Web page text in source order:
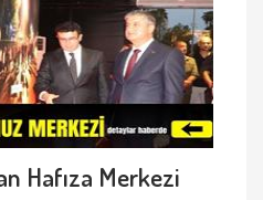
Hafıza Merkezi